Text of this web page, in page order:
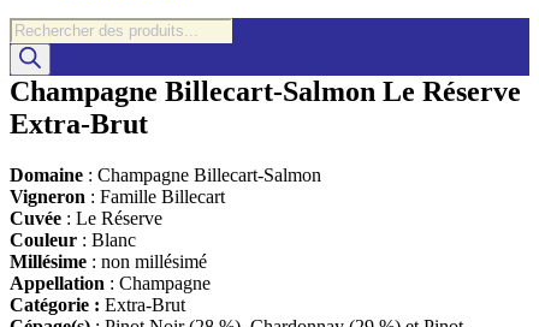
Recherche
de
produits
Champagne Billecart-Salmon Le Réserve
Extra-Brut
Domaine : Champagne Billecart-Salmon
Vigneron : Famille Billecart
Cuvée : Le Réserve
Couleur : Blanc
Millésime : non millésimé
Appellation : Champagne
Catégorie : Extra-Brut